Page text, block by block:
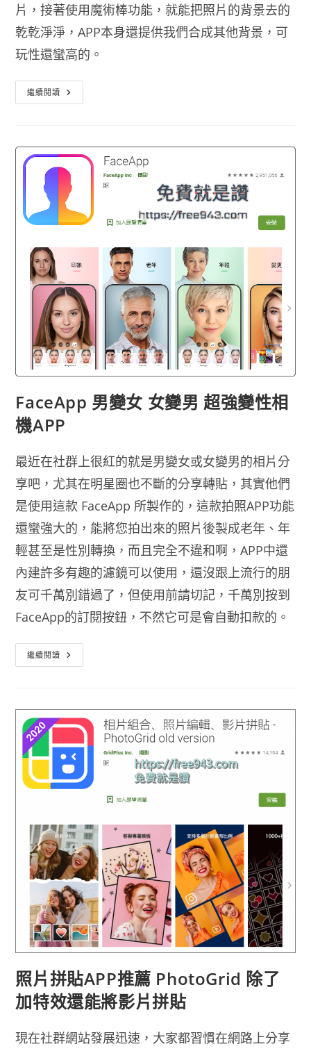
片，接著使用魔術棒功能，就能把照片的背景去的
乾乾淨淨，APP本身還提供我們合成其他背景，可
玩性還蠻高的。
繼續閱讀 手
機
Magic
Eraser
一
鍵
移
除
照
片
背
合
FaceApp 男變女 女變男 超強變性相
機APP
最近在社群上很紅的就是男變女或女變男的相片分
享吧，尤其在明星圈也不斷的分享轉貼，其實他們
是使用這款 FaceApp 所製作的，這款拍照APP功能
還蠻強大的，能將您拍出來的照片後製成老年、年
輕甚至是性別轉換，而且完全不違和啊，APP中還
內建許多有趣的濾鏡可以使用，還沒跟上流行的朋
友可千萬別錯過了，但使用前請切記，千萬別按到
FaceApp的訂閱按鈕，不然它可是會自動扣款的。
繼續閱讀 FaceApp
男
男
超
強
變
性
相
機
APP
照片拼貼APP推薦 PhotoGrid 除了
加特效還能將影片拼貼
現在社群網站發展迅速，大家都習慣在網路上分享